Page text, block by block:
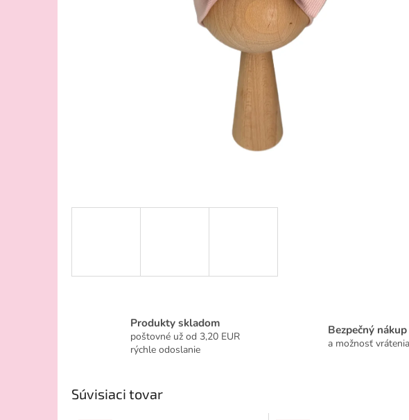
Produkty skladom
poštovné už od 3,20 EUR
rýchle odoslanie
Bezpečný nákup
a možnosť
Súvisiaci tovar